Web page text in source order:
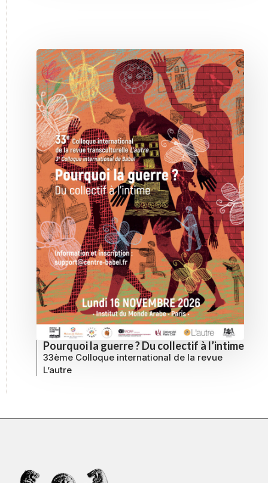
Pourquoi la guerre ? Du collectif à l’intime
33ème Colloque international de la revue
L’autre